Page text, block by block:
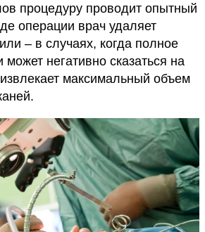
процедуру проводит опытный
операции врач удаляет
– в случаях, когда полное
негативно сказаться на
максимальный объем